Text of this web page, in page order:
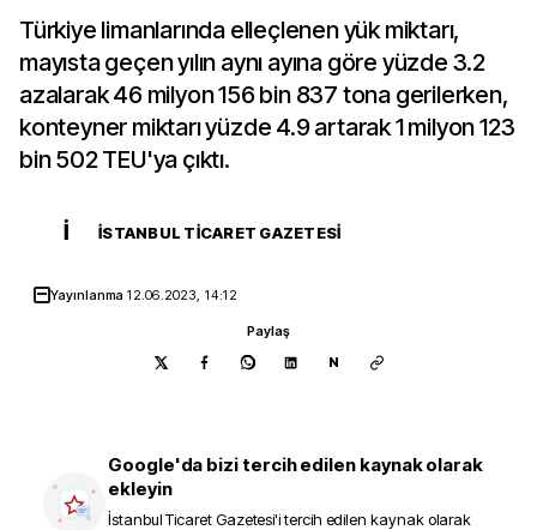
Türkiye limanlarında elleçlenen yük miktarı,
mayısta geçen yılın aynı ayına göre yüzde 3.2
azalarak 46 milyon 156 bin 837 tona gerilerken,
konteyner miktarı yüzde 4.9 artarak 1 milyon 123
bin 502 TEU'ya çıktı.
İ İSTANBUL TICARET GAZETESI
Yayınlanma 12.06.2023, 14:12
Paylaş
N
Google'da bizi tercih edilen kaynak olarak
ekleyin
İstanbul Ticaret Gazetesi'i tercih edilen kaynak olarak